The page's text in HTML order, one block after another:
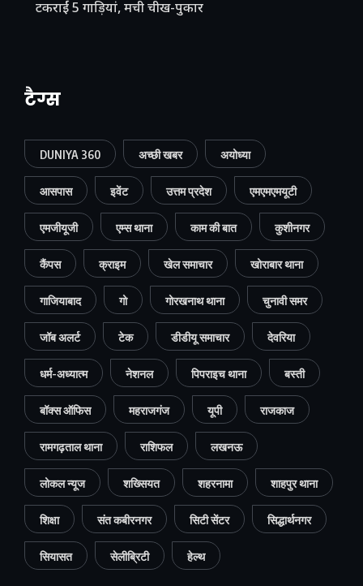
टकराईं 5 गाड़ियां, मची चीख-पुकार
टैग्स
DUNIYA 360 अच्छी खबर अयोध्या
आसपास इवेंट उत्तम प्रदेश एमएमएमयूटी
एमजीयूजी एम्स थाना काम की बात कुशीनगर
कैंपस क्राइम खेल समाचार खोराबार थाना
गाजियाबाद गो गोरखनाथ थाना चुनावी समर
जॉब अलर्ट टेक डीडीयू समाचार देवरिया
धर्म-अध्यात्म नेशनल पिपराइच थाना बस्ती
बॉक्स ऑफिस महराजगंज यूपी राजकाज
रामगढ़ताल थाना राशिफल लखनऊ
लोकल न्यूज शख्सियत शहरनामा शाहपुर थाना
शिक्षा संत कबीरनगर सिटी सेंटर सिद्धार्थनगर
सियासत सेलीब्रिटी हेल्थ